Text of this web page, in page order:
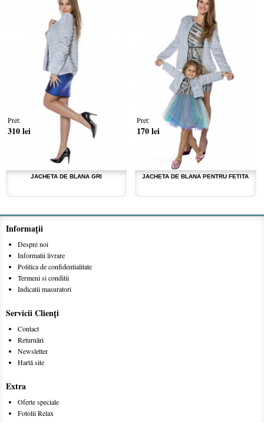
JACHETA DE BLANA GRI
Pret:
310 lei
JACHETA DE BLANA PENTRU FETITA
Pret:
170 lei
Informaţii
Despre noi
Informatii livrare
Politica de confidentialitate
Termeni si conditii
Indicatii masuratori
Servicii Clienţi
Contact
Returnări
Newsletter
Hartă site
Extra
Oferte speciale
Fotolii Relax